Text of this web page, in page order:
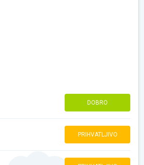
DOBRO
PRIHVATLJIVO